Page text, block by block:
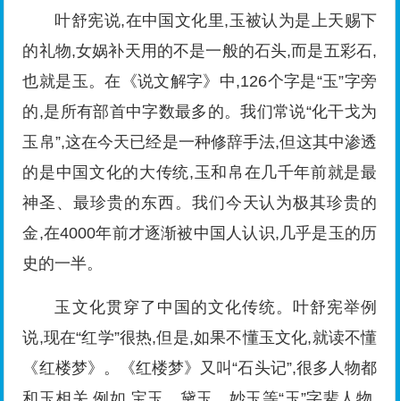
叶舒宪说,在中国文化里,玉被认为是上天赐下
的礼物,女娲补天用的不是一般的石头,而是五彩石,
也就是玉。在《说文解字》中,126个字是“玉”字旁
的,是所有部首中字数最多的。我们常说“化干戈为
玉帛”,这在今天已经是一种修辞手法,但这其中渗透
的是中国文化的大传统,玉和帛在几千年前就是最
神圣、最珍贵的东西。我们今天认为极其珍贵的
金,在4000年前才逐渐被中国人认识,几乎是玉的历
史的一半。
玉文化贯穿了中国的文化传统。叶舒宪举例
说,现在“红学”很热,但是,如果不懂玉文化,就读不懂
《红楼梦》。《红楼梦》又叫“石头记”,很多人物都